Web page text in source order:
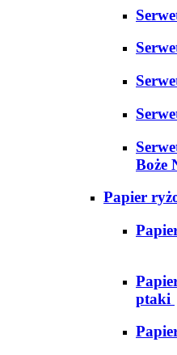
Boże
Papier
ptaki